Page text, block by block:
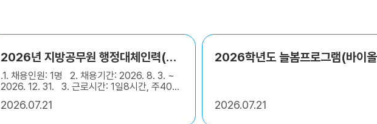
2026년 지방공무원 행정대체인력(교육행정직) 채용 공고문
.1. 채용인원: 1명 2. 채용기간: 2026. 8. 3. ~
2026. 12. 31. 3. 근로시간: 1일8시간, 주40시
24.(금) 16:00까지 [평일 09:00~16:00이내]
2026 07.21 2026 07.21